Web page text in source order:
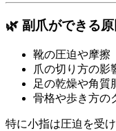
🌿 副爪ができる原
靴の圧迫や摩擦
爪の切り方の影
足の乾燥や角質
骨格や歩き方の
特に小指は圧迫を受